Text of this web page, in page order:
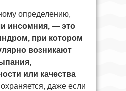
определению,
инсомния, — это
при котором
возникают
или качества
даже если